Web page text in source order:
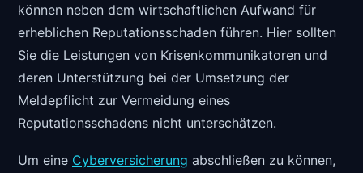
können neben dem wirtschaftlichen Aufwand für
erheblichen Reputationsschaden führen. Hier sollten
Sie die Leistungen von Krisenkommunikatoren und
deren Unterstützung bei der Umsetzung der
Meldepflicht zur Vermeidung eines
Reputationsschadens nicht unterschätzen.
Um eine Cyberversicherung abschließen zu können,